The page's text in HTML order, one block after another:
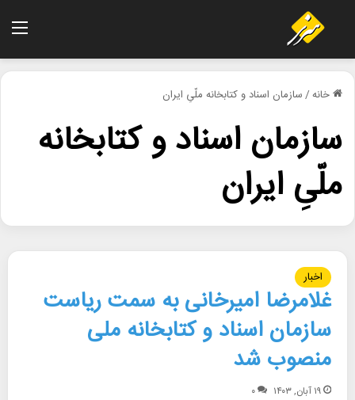
خانه/سازمان اسناد و کتابخانه ملّیِ ایران
سازمان اسناد و کتابخانه
ملّیِ ایران
اخبار
غلامرضا امیرخانی به سمت ریاست
سازمان اسناد و کتابخانه ملی
منصوب شد
۱۹ آبان, ۱۴۰۳ ۰